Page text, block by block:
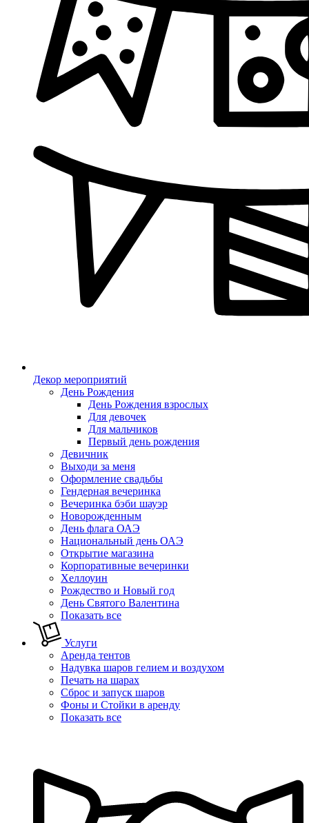
Декор мероприятий
День Рождения
День Рождения взрослых
Для девочек
Для мальчиков
Первый день рождения
Девичник
Выходи за меня
Оформление свадьбы
Гендерная вечеринка
Вечеринка бэби шауэр
Новорожденным
День флага ОАЭ
Национальный день ОАЭ
Открытие магазина
Корпоративные вечеринки
Хеллоуин
Рождество и Новый год
День Святого Валентина
Показать все
Услуги
Аренда тентов
Надувка шаров гелием и воздухом
Печать на шарах
Сброс и запуск шаров
Фоны и Стойки в аренду
Показать все